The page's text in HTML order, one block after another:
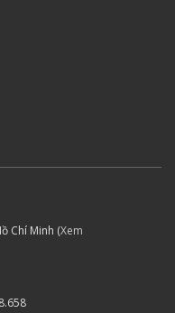
Chí Minh (Xem